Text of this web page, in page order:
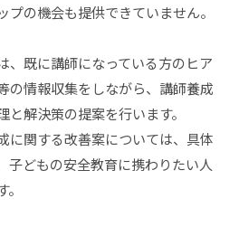
プの機会も提供できていません。
、既に講師になっている方のヒア
の情報収集をしながら、講師養成
解決策の提案を行います。
に関する改善案については、具体
子どもの安全教育に携わりたい人